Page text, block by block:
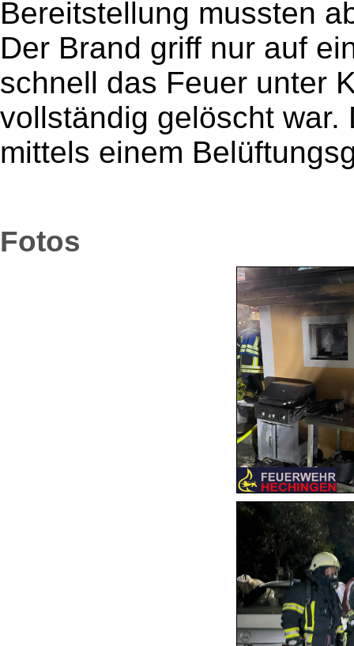
Bereitstellung mussten
Der Brand griff nur auf
schnell das Feuer unter
vollständig gelöscht
mittels einem
Fotos